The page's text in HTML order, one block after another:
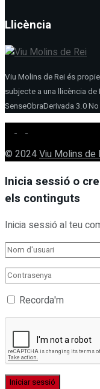
Llicència
Viu Molins de Rei és
subjecte a una llicència
SenseObraDerivada 3.0
© 2024Viu Molins de
Inicia sessió o
els continguts
Inicia sessió al teu
Recorda'm